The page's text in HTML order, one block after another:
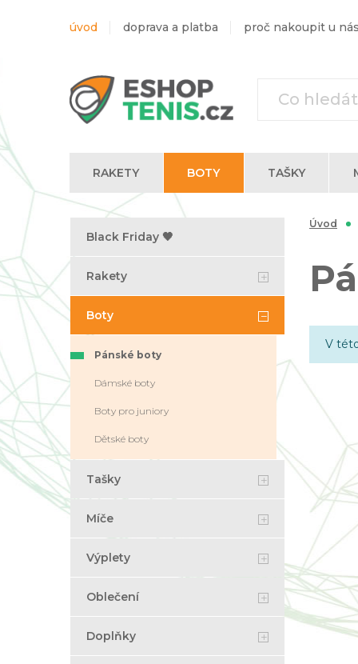
úvod doprava a platba proč nakoupit u
RAKETY BOTY TAŠKY
Black Friday 🖤
Rakety
Boty
Pánské boty
Dámské boty
Boty pro juniory
Dětské boty
Tašky
Míče
Výplety
Oblečení
Doplňky
Úvod
V